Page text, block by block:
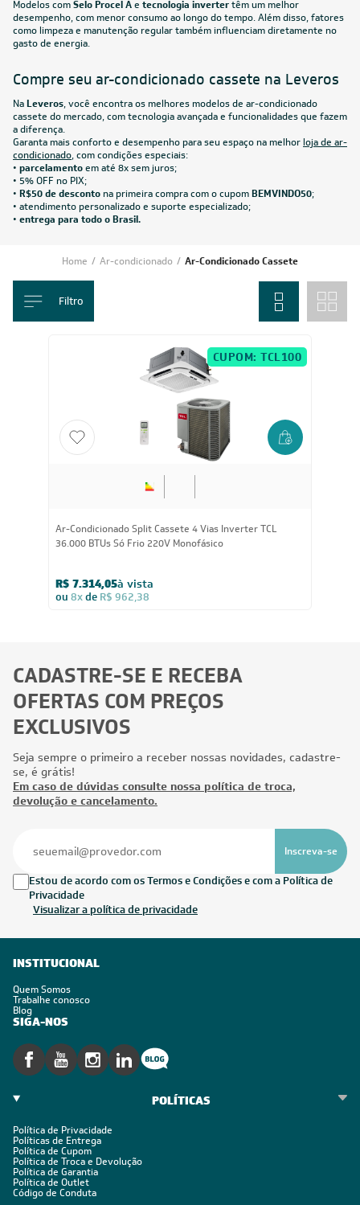
Modelos comSelo Procel Ae tecnologia invertertêm um melhor
desempenho, com menor consumo ao longo do tempo. Além disso, fatores
como limpeza e manutenção regular também influenciam diretamente no
gasto de energia.
Compre seu ar-condicionado cassete na Leveros
NaLeveros, você encontra os melhores modelos de ar-condicionado
cassete do mercado, com tecnologia avançada e funcionalidades que fazem
a diferença.
Garanta mais conforto e desempenho para seu espaço na melhorloja de ar-
condicionado, com condições especiais:
• parcelamentoem até 8x sem juros;
• 5% OFF no PIX;
• R$50 de descontona primeira compra com o cupomBEMVINDO50;
• atendimento personalizado e suporte especializado;
• entrega para todo o Brasil.
Home / Ar-condicionado / Ar-Condicionado Cassete
Filtro
CUPOM: TCL100
Ar-Condicionado Split Cassete 4 Vias Inverter TCL
36.000 BTUs Só Frio 220V Monofásico
R$ 7.314,05à vista
ou 8xde R$ 962,38
CADASTRE-SE E RECEBA
OFERTAS COM PREÇOS
EXCLUSIVOS
Seja sempre o primeiro a receber nossas novidades, cadastre-
se, é grátis!
Em caso de dúvidas consulte nossa política de troca,
devolução e cancelamento.
Inscreva-se
Estou de acordo com os Termos e Condições e com a Política de
Privacidade
Visualizar a política de privacidade
INSTITUCIONAL
Quem Somos
Trabalhe conosco
Blog
SIGA-NOS
POLÍTICAS
Política de Privacidade
Políticas de Entrega
Política de Cupom
Política de Troca e Devolução
Política de Garantia
Política de Outlet
Código de Conduta